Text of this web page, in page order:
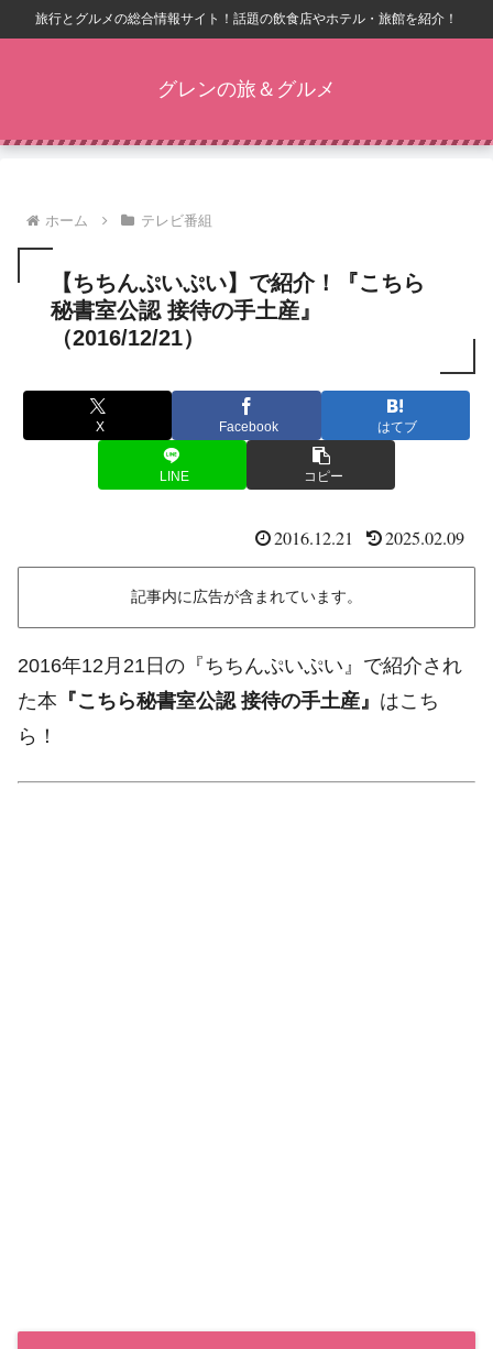
旅行とグルメの総合情報サイト！話題の飲食店やホテル・旅館を紹介！
グレンの旅＆グルメ
ホーム テレビ番組
【ちちんぷいぷい】で紹介！『こちら
秘書室公認 接待の手土産』
（2016/12/21）
X Facebook はてブ
LINE コピー
2016.12.21 2025.02.09
記事内に広告が含まれています。
2016年12月21日の『ちちんぷいぷい』で紹介され
た本 『こちら秘書室公認 接待の手土産』 はこち
ら！